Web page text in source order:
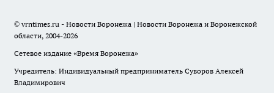
© vrntimes.ru - Новости Воронежа | Новости Воронежа и Воронежской
области, 2004-2026
Сетевое издание «Время Воронежа»
Учредитель: Индивидуальный предприниматель Суворов Алексей
Владимирович